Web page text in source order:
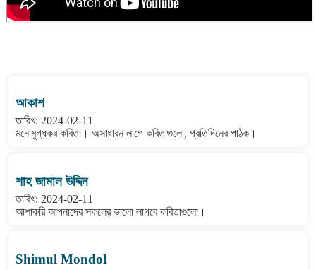
আকাশ
তারিখ: 2024-02-11
মনোমুগ্ধকর কবিতা। অসাধারন লাগে কবিতাগুলো, প্রতিদিনের পাঠক।
শাহ জামাল উদ্দিন
তারিখ: 2024-02-11
আশাকরি আপনাদের সকলের ভালো লাগবে কবিতাগুলো।
Shimul Mondol